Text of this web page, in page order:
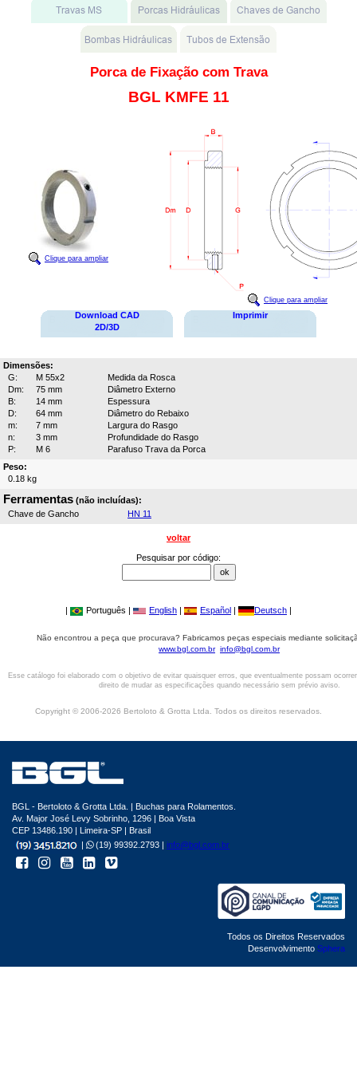
Porca de Fixação com Trava
BGL KMFE 11
Clique para ampliar
Clique para ampliar
Download CAD
2D/3D
Imprimir
Dimensões:
G:
M 55x2
Medida da Rosca
Dm:
75 mm
Diâmetro Externo
B:
14 mm
Espessura
D:
64 mm
Diâmetro do Rebaixo
m:
7 mm
Largura do Rasgo
n:
3 mm
Profundidade do Rasgo
P:
M 6
Parafuso Trava da Porca
Peso:
0.18 kg
Ferramentas (não incluídas):
Chave de Gancho
HN 11
voltar
Pesquisar por código:
| Português | English | Español | Deutsch |
Não encontrou a peça que procurava? Fabricamos peças especiais mediante
www.bgl.com.br info@bgl.com.br
Esse catálogo foi elaborado com o objetivo de evitar quaisquer erros, que eventualmente possam
direito de mudar as especificações quando necessário sem prévio aviso.
Copyright © 2006-2026 Bertoloto & Grotta Ltda. Todos os direitos reservados.
BGL - Bertoloto & Grotta Ltda. | Buchas para Rolamentos.
Av. Major José Levy Sobrinho, 1296 | Boa Vista
CEP 13486.190 | Limeira-SP | Brasil
|
(19) 99392.2793 | info@bgl.com.br
Todos os Direitos Reservados
Desenvolvimento Sphera